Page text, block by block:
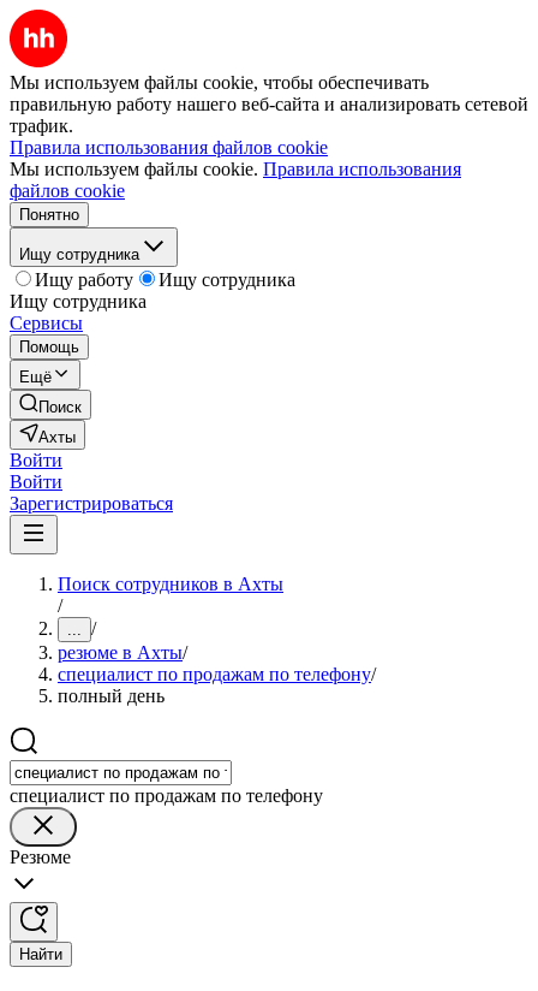
Мы используем файлы cookie, чтобы обеспечивать
правильную работу нашего веб-сайта и анализировать сетевой
трафик.
Правила использования файлов cookie
Мы используем файлы cookie. Правила использования
файлов cookie
Понятно
Ищу сотрудника
Ищу работу
Ищу сотрудника
Ищу сотрудника
Сервисы
Помощь
Ещё
Поиск
Ахты
Войти
Войти
Зарегистрироваться
Поиск сотрудников в Ахты
/
... /
резюме в Ахты/
специалист по продажам по телефону/
полный день
специалист по продажам по телефону
Резюме
Найти